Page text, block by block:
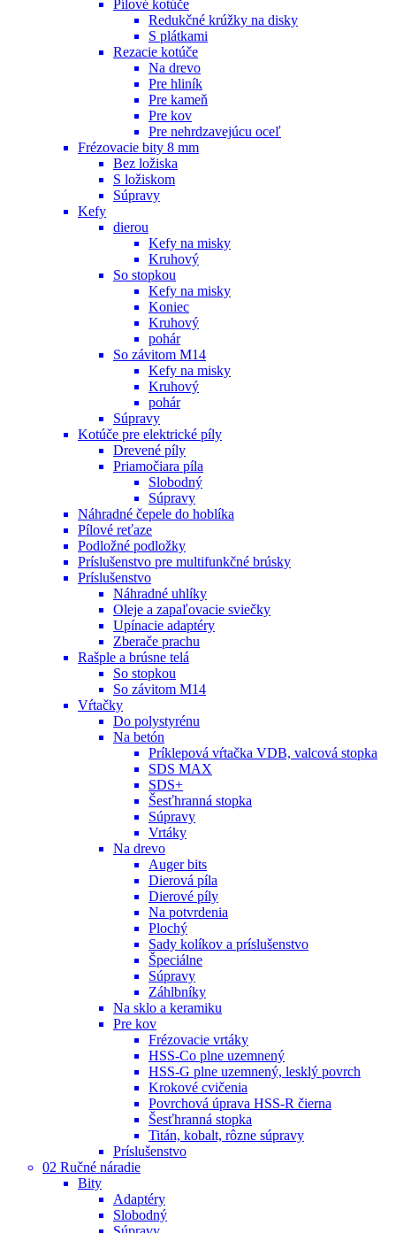
Pílové kotúče
Redukčné krúžky na disky
S plátkami
Rezacie kotúče
Na drevo
Pre hliník
Pre kameň
Pre kov
Pre nehrdzavejúcu oceľ
Frézovacie bity 8 mm
Bez ložiska
S ložiskom
Súpravy
Kefy
dierou
Kefy na misky
Kruhový
So stopkou
Kefy na misky
Koniec
Kruhový
pohár
So závitom M14
Kefy na misky
Kruhový
pohár
Súpravy
Kotúče pre elektrické píly
Drevené píly
Priamočiara píla
Slobodný
Súpravy
Náhradné čepele do hoblíka
Pílové reťaze
Podložné podložky
Príslušenstvo pre multifunkčné brúsky
Príslušenstvo
Náhradné uhlíky
Oleje a zapaľovacie sviečky
Upínacie adaptéry
Zberače prachu
Rašple a brúsne telá
So stopkou
So závitom M14
Vŕtačky
Do polystyrénu
Na betón
Príklepová vŕtačka VDB, valcová stopka
SDS MAX
SDS+
Šesťhranná stopka
Súpravy
Vrtáky
Na drevo
Auger bits
Dierová píla
Dierové píly
Na potvrdenia
Plochý
Sady kolíkov a príslušenstvo
Špeciálne
Súpravy
Záhlbníky
Na sklo a keramiku
Pre kov
Frézovacie vrtáky
HSS-Co plne uzemnený
HSS-G plne uzemnený, lesklý povrch
Krokové cvičenia
Povrchová úprava HSS-R čierna
Šesťhranná stopka
Titán, kobalt, rôzne súpravy
Príslušenstvo
02 Ručné náradie
Bity
Adaptéry
Slobodný